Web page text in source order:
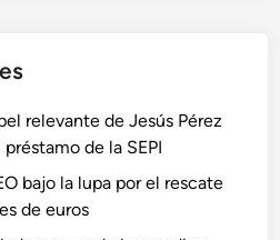
relevante de Jesús Pérez
de la SEPI
bajo la lupa por el rescate
de euros